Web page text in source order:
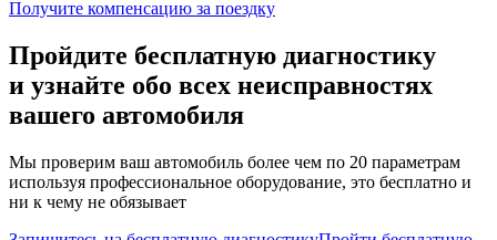
Получите компенсацию за поездку
Пройдите бесплатную диагностику
и узнайте обо всех неисправностях
вашего автомобиля
Мы проверим ваш автомобиль более чем по 20 параметрам
используя профессиональное оборудование, это бесплатно и
ни к чему не обязывает